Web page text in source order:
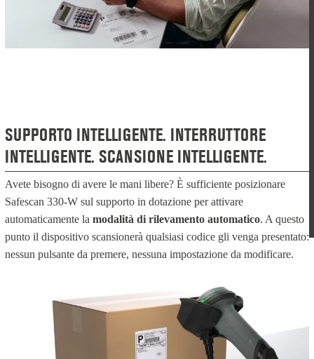
SUPPORTO INTELLIGENTE. INTERRUTTORE
INTELLIGENTE. SCANSIONE INTELLIGENTE.
Avete bisogno di avere le mani libere? È sufficiente posizionare
Safescan 330-W sul supporto in dotazione per attivare
automaticamente la modalità di rilevamento automatico. A questo
punto il dispositivo scansionerà qualsiasi codice gli venga presentato:
nessun pulsante da premere, nessuna impostazione da modificare.